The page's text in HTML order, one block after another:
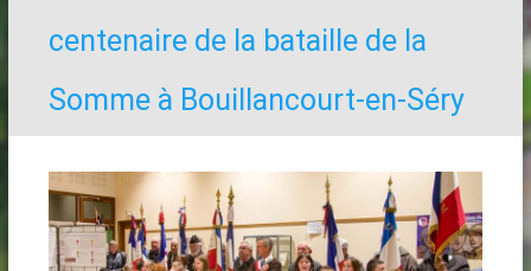
centenaire de la bataille de la
Somme à Bouillancourt-en-Séry